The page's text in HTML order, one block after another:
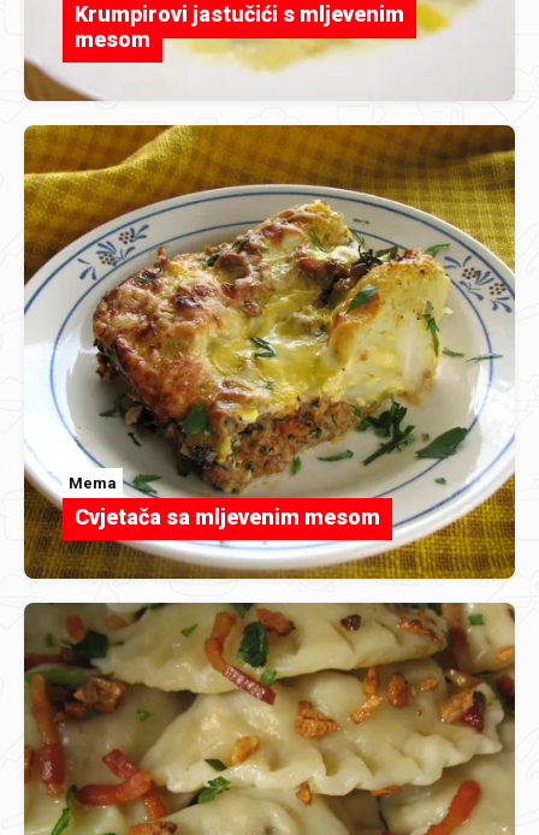
Krumpirovi jastučići s mljevenim
mesom
Mema
Cvjetača sa mljevenim mesom